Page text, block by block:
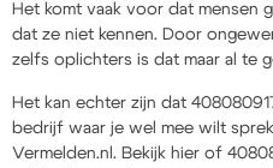
Het komt vaak voor dat mensen
dat ze niet kennen. Door
zelfs oplichters is dat maar al te
Het kan echter zijn dat
bedrijf waar je wel mee wilt
Vermelden.nl. Bekijk hier of